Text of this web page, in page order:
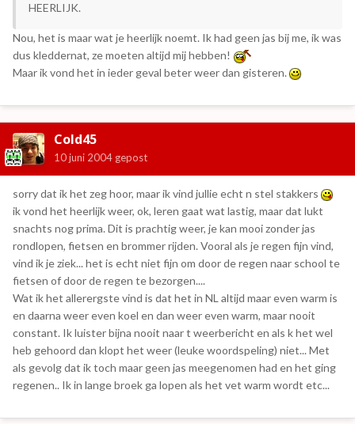
HEERLIJK.
Nou, het is maar wat je heerlijk noemt. Ik had geen jas bij me, ik was
dus kleddernat, ze moeten altijd mij hebben!
Maar ik vond het in ieder geval beter weer dan gisteren.
Cold45
10 juni 2004 gepost
sorry dat ik het zeg hoor, maar ik vind jullie echt n stel stakkers
ik vond het heerlijk weer, ok, leren gaat wat lastig, maar dat lukt
snachts nog prima. Dit is prachtig weer, je kan mooi zonder jas
rondlopen, fietsen en brommer rijden. Vooral als je regen fijn vind,
vind ik je ziek... het is echt niet fijn om door de regen naar school te
fietsen of door de regen te bezorgen....
Wat ik het allerergste vind is dat het in NL altijd maar even warm is
en daarna weer even koel en dan weer even warm, maar nooit
constant. Ik luister bijna nooit naar t weerbericht en als k het wel
heb gehoord dan klopt het weer (leuke woordspeling) niet... Met
als gevolg dat ik toch maar geen jas meegenomen had en het ging
regenen.. Ik in lange broek ga lopen als het vet warm wordt etc...